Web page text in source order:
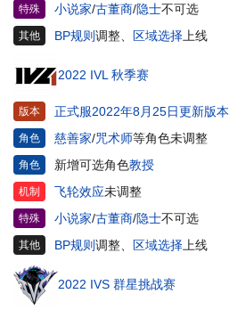
特殊 小说家/古董商/隐士不可选
其他 BP规则调整、 区域选择 上线
2022 IVL 秋季赛
版本 正式服2022年8月25日更新版本
角色 慈善家/咒术师等角色未调整
角色 新增可选角色教授
机制 飞轮效应未调整
特殊 小说家/古董商/隐士不可选
其他 BP规则调整、 区域选择 上线
2022 IVS 群星挑战赛